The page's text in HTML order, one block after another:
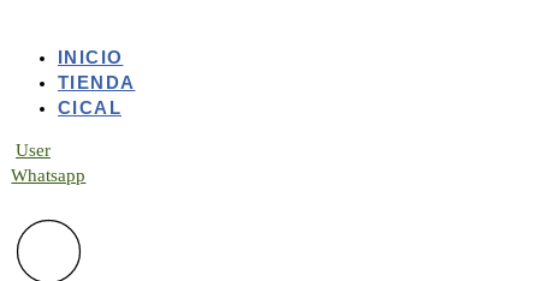
INICIO
TIENDA
CICAL
User
Whatsapp